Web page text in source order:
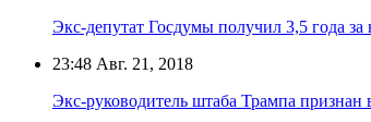
Экс-депутат Госдумы получил 3,5 года за
23:48 Авг. 21, 2018
Экс-руководитель штаба Трампа